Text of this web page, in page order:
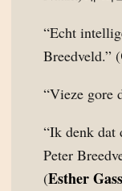
“Echt
Breedveld.” (
“Vieze gore
“Ik denk dat
Peter
(Esther